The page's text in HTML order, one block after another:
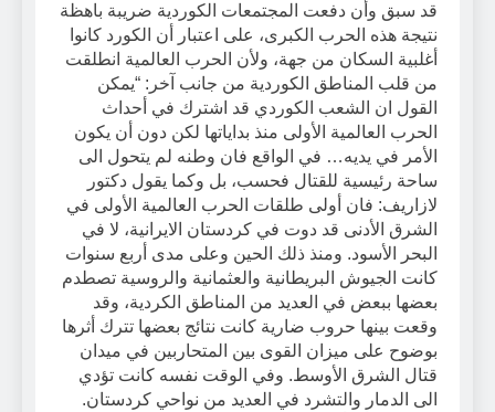
قد سبق وأن دفعت المجتمعات الكوردية ضريبة باهظة
نتيجة هذه الحرب الكبرى، على اعتبار أن الكورد كانوا
أغلبية السكان من جهة، ولأن الحرب العالمية انطلقت
من قلب المناطق الكوردية من جانب آخر: “يمكن
القول ان الشعب الكوردي قد اشترك في أحداث
الحرب العالمية الأولى منذ بداياتها لكن دون أن يكون
الأمر في يديه… في الواقع فان وطنه لم يتحول الى
ساحة رئيسية للقتال فحسب، بل وكما يقول دكتور
لازاريف: فان أولى طلقات الحرب العالمية الأولى في
الشرق الأدنى قد دوت في كردستان الايرانية، لا في
البحر الأسود. ومنذ ذلك الحين وعلى مدى أربع سنوات
كانت الجيوش البريطانية والعثمانية والروسية تصطدم
بعضها ببعض في العديد من المناطق الكردية، وقد
وقعت بينها حروب ضارية كانت نتائج بعضها تترك أثرها
بوضوح على ميزان القوى بين المتحاربين في ميدان
قتال الشرق الأوسط. وفي الوقت نفسه كانت تؤدي
الى الدمار والتشرد في العديد من نواحي كردستان.